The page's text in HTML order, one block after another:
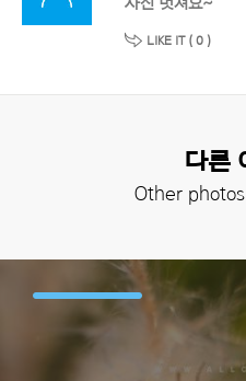
사진 멋져요~
LIKE IT ( 0 )
다른
Other